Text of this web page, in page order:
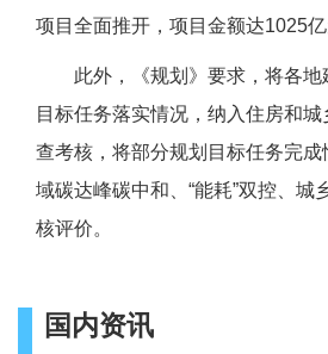
项目全面推开，项目金额达1025亿
此外，《规划》要求，将各地
目标任务落实情况，纳入住房和
查考核，将部分规划目标任务完
域碳达峰碳中和、“能耗”双控、城
核评价。
国内资讯